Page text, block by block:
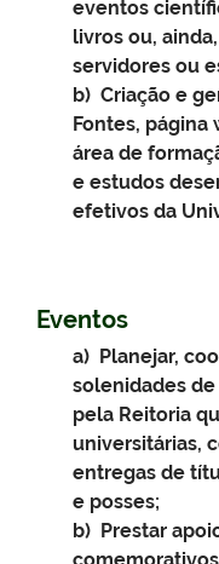
eventos
livros ou,
servidores ou
b) Criação e
Fontes, página
área de
e estudos
efetivos da
Eventos
a) Planejar,
solenidades
pela Reitoria
universitárias,
entregas de
e posses;
b) Prestar